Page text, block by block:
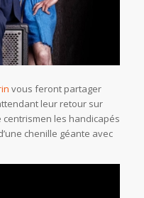
vous feront partager
leur retour sur
centrismen les handicapés
chenille géante avec